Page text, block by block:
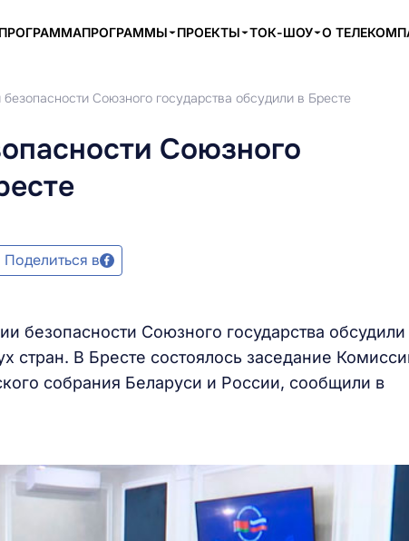
ПРОГРАММЫ ПРОЕКТЫ ТОК-ШОУ О
Союзного государства обсудили в Бресте
Союзного
Поделиться в
безопасности Союзного государства обсудили
стран. В Бресте состоялось заседание
собрания Беларуси и России, сообщили в